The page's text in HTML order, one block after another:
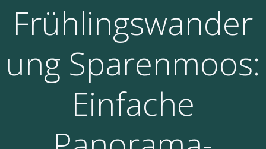
Frühlingswander
ung Sparenmoos:
Einfache